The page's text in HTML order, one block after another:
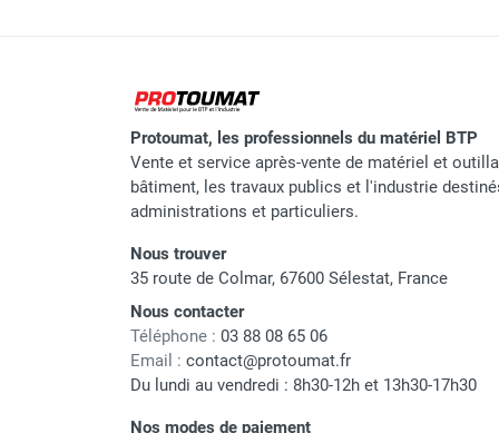
Nombre de niveaux de plancher
plancher + 4 lisses DÉCLIC)
Poids
Marque
Référence fournisseur
Nom du modèle
Échafaudage roulant
Protoumat, les professionnels du matériel BTP
Vente et service après-vente de matériel et
bâtiment, les travaux publics et l'industrie
administrations et particuliers.
Nous trouver
35 route de Colmar, 67600 Sélestat, France
Nous contacter
Téléphone : 03 88 08 65 06
Email : contact@protoumat.fr
Du lundi au vendredi : 8h30-12h et 13h30-17h30
Nos modes de paiement